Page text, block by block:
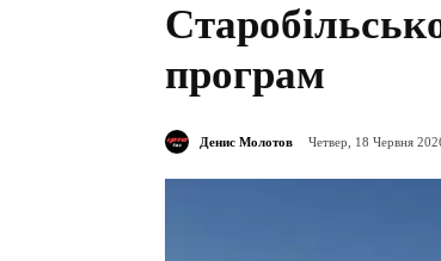
програм
Денис Молотов Четвер, 18 Червня